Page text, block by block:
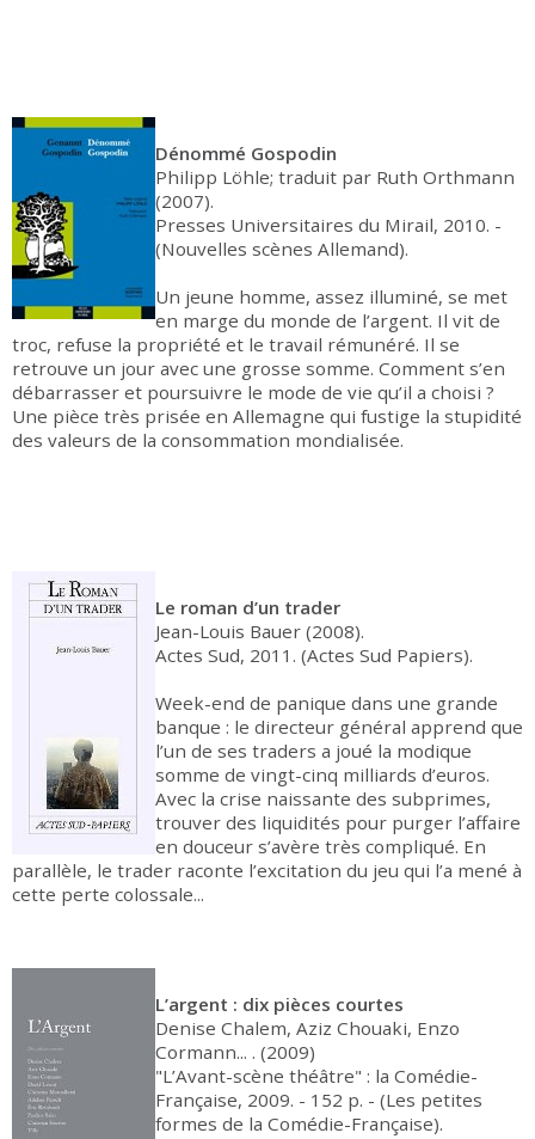
Dénommé Gospodin
Philipp Löhle; traduit par Ruth Orthmann
(2007).
Presses Universitaires du Mirail, 2010. -
(Nouvelles scènes Allemand).
Un jeune homme, assez illuminé, se met
en marge du monde de l’argent. Il vit de
troc, refuse la propriété et le travail rémunéré. Il se
retrouve un jour avec une grosse somme. Comment s’en
débarrasser et poursuivre le mode de vie qu’il a choisi ?
Une pièce très prisée en Allemagne qui fustige la stupidité
des valeurs de la consommation mondialisée.
Le roman d’un trader
Jean-Louis Bauer (2008).
Actes Sud, 2011. (Actes Sud Papiers).
Week-end de panique dans une grande
banque : le directeur général apprend que
l’un de ses traders a joué la modique
somme de vingt-cinq milliards d’euros.
Avec la crise naissante des subprimes,
trouver des liquidités pour purger l’affaire
en douceur s’avère très compliqué. En
parallèle, le trader raconte l’excitation du jeu qui l’a mené à
cette perte colossale...
L’argent : dix pièces courtes
Denise Chalem, Aziz Chouaki, Enzo
Cormann... . (2009)
"L’Avant-scène théâtre" : la Comédie-
Française, 2009. - 152 p. - (Les petites
formes de la Comédie-Française).